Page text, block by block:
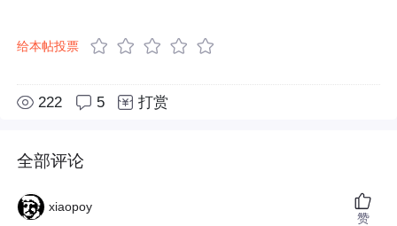
给本帖投票
222 5 打赏
全部评论
xiaopoy
赞